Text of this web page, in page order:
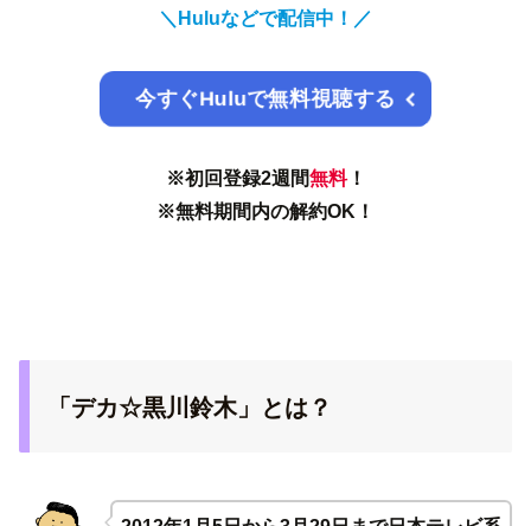
＼ Huluなどで配信中！ ／
今すぐHuluで無料視聴する
※初回登録2週間無料！
※無料期間内の解約OK！
「デカ☆黒川鈴木」とは？